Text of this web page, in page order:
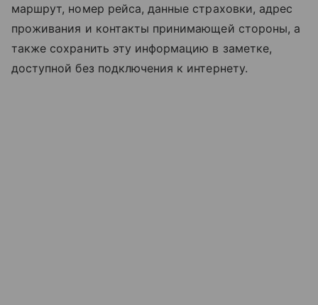
маршрут, номер рейса, данные страховки, адрес
проживания и контакты принимающей стороны, а
также сохранить эту информацию в заметке,
доступной без подключения к интернету.